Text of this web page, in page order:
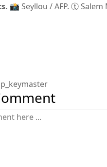
📸 Seyllou / AFP. ⓣ